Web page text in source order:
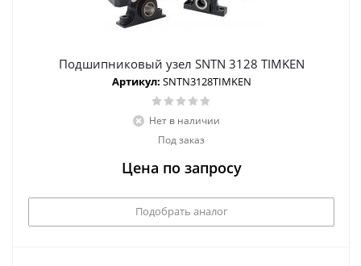
Подшипниковый узел SNTN 3128 TIMKEN
Артикул: SNTN3128TIMKEN
Нет в наличии
Под заказ
Цена по запросу
Подобрать аналог